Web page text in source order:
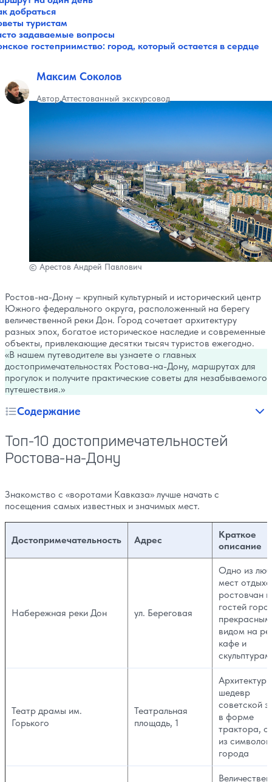
Разное
Зоопарки
Интересное в городах
Советы путешественнику
Реки и озера
Святые места
добраться
туристам
задаваемые вопросы
гостеприимство: город, который остается в сердце
Максим Соколов
АвторАттестованный экскурсовод
© Арестов Андрей Павлович
Ростов-на-Дону – крупный культурный и исторический центр
Южного федерального округа, расположенный на берегу
величественной реки Дон. Город сочетает архитектуру
разных эпох, богатое историческое наследие и современные
объекты, привлекающие десятки тысяч туристов ежегодно.
В нашем путеводителе вы узнаете о главных
достопримечательностях Ростова-на-Дону, маршрутах для
прогулок и получите практические советы для незабываемого
путешествия.
Содержание
Топ-10 достопримечательностей
Ростова-на-Дону
Знакомство с «воротами Кавказа» лучше начать с
посещения самых известных и значимых мест.
Достопримечательность Адрес
Краткое
описание
Набережная реки Дон ул. Береговая
Одно из
мест отдыха
ростовчан и
гостей
прекрасным
видом на
кафе и
Театр драмы им.
Горького
Театральная
площадь, 1
шедевр
советской
в форме
трактора,
из символов
города